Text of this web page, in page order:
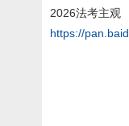
2026法考主观
https://